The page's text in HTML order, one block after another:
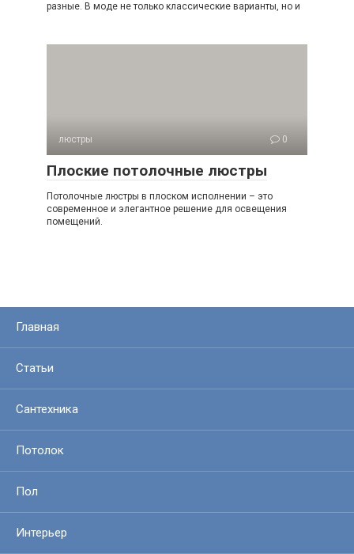
разные. В моде не только классические варианты, но и
люстры 0
Плоские потолочные люстры
Потолочные люстры в плоском исполнении – это
современное и элегантное решение для освещения
помещений.
Главная
Статьи
Сантехника
Потолок
Пол
Интерьер